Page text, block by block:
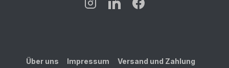
Über uns Impressum
Versand und Zahlung